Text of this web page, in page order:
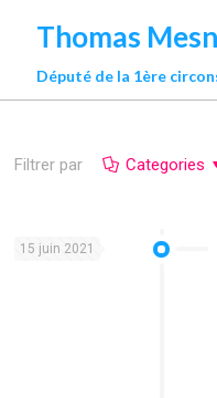
Thomas
Député de la 1ère
Filtrer par Categories
15 juin 2021